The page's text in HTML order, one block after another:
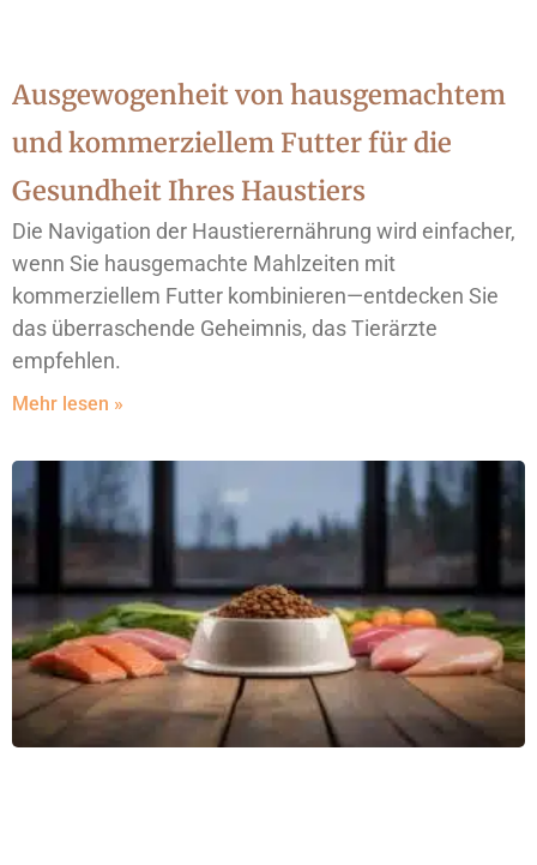
Ausgewogenheit von hausgemachtem
und kommerziellem Futter für die
Gesundheit Ihres Haustiers
Die Navigation der Haustierernährung wird einfacher,
wenn Sie hausgemachte Mahlzeiten mit
kommerziellem Futter kombinieren—entdecken Sie
das überraschende Geheimnis, das Tierärzte
empfehlen.
Mehr lesen »